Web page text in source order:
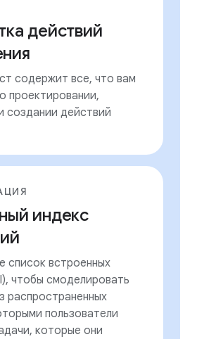
действий
содержит все, что вам
проектировании,
создании действий
индекс
список встроенных
чтобы смоделировать
распространенных
пользователи
которые они